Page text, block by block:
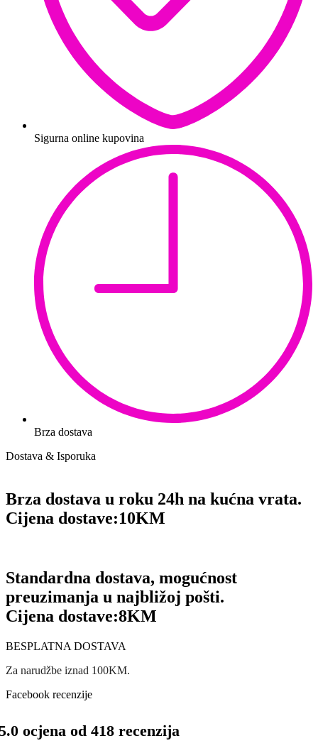
Sigurna online kupovina
Brza dostava
Dostava & Isporuka
Brza dostava u roku 24h na kućna vrata.
Cijena dostave:10KM
Standardna dostava, mogućnost
preuzimanja u najbližoj pošti.
Cijena dostave:8KM
BESPLATNA DOSTAVA
Za narudžbe iznad 100KM.
Facebook recenzije
ocjena od 418 recenzija